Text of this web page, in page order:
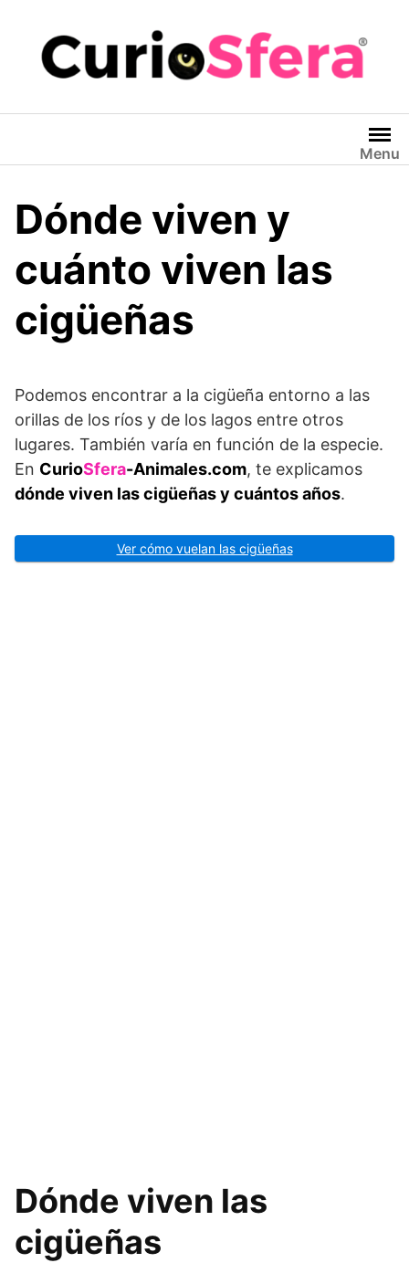
contenido
Menu
Dónde viven y
cuánto viven las
cigüeñas
Podemos encontrar a la cigüeña entorno a las
orillas de los ríos y de los lagos entre otros
lugares. También varía en función de la especie.
En CurioSfera-Animales.com, te explicamos
dónde viven las cigüeñas y cuántos años.
Ver cómo vuelan las cigüeñas
Dónde viven las
cigüeñas